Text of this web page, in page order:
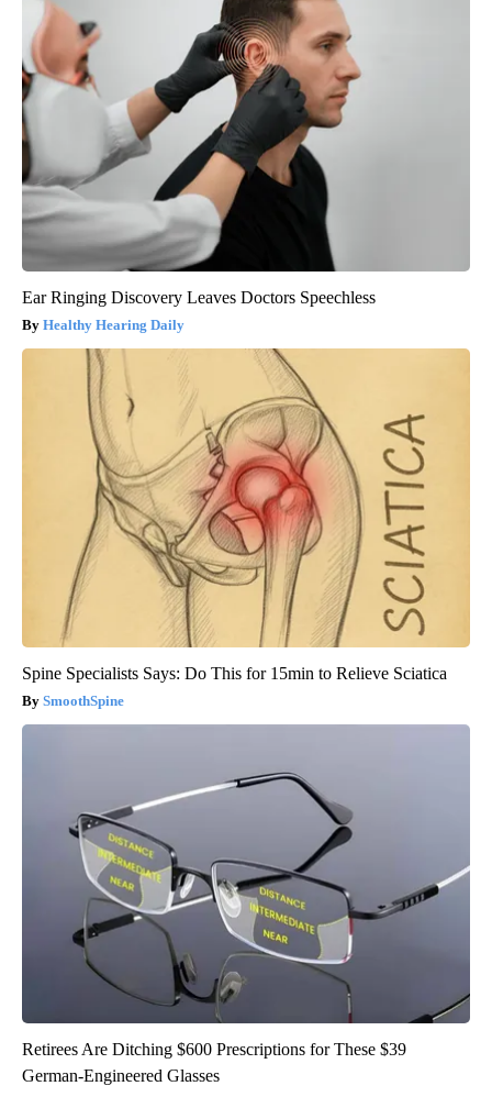
Ear Ringing Discovery Leaves Doctors Speechless
Healthy Hearing Daily
Spine Specialists Says: Do This for 15min to Relieve Sciatica
SmoothSpine
Retirees Are Ditching $600 Prescriptions for These $39
German-Engineered Glasses